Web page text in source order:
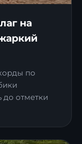
на
по
до отметки